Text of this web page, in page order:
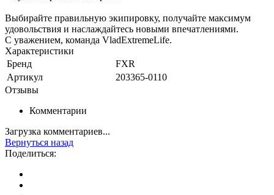
Выбирайте правильную экипировку, получайте максимум
удовольствия и наслаждайтесь новыми впечатлениями.
С уважением, команда VladExtremeLife.
Характеристики
Бренд
FXR
Артикул
203365-0110
Отзывы
Комментарии
Загрузка комментариев...
Вернуться назад
Поделиться: